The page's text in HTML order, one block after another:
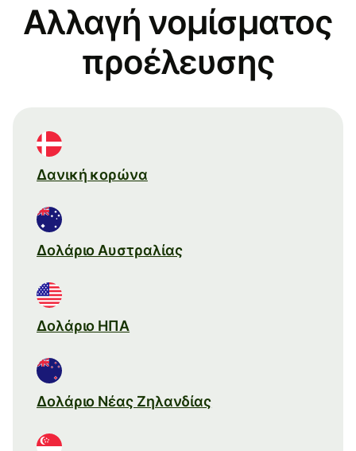
Αλλαγή νομίσματος
προέλευσης
Δανική κορώνα
Δολάριο Αυστραλίας
Δολάριο ΗΠΑ
Δολάριο Νέας Ζηλανδίας